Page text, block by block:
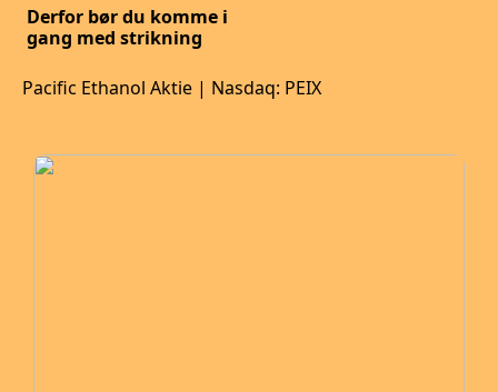
Derfor bør du komme i
gang med strikning
Pacific Ethanol Aktie | Nasdaq: PEIX